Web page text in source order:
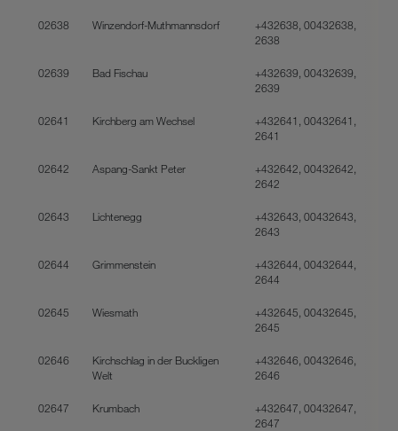
02638 Winzendorf-Muthmannsdorf
+432638, 00432638,
2638
02639 Bad Fischau
+432639, 00432639,
2639
02641 Kirchberg am Wechsel
+432641, 00432641,
2641
02642 Aspang-Sankt Peter
+432642, 00432642,
2642
02643 Lichtenegg
+432643, 00432643,
2643
02644 Grimmenstein
+432644, 00432644,
2644
02645 Wiesmath
+432645, 00432645,
2645
02646
Kirchschlag in der Buckligen
Welt
+432646, 00432646,
2646
02647 Krumbach
+432647, 00432647,
2647